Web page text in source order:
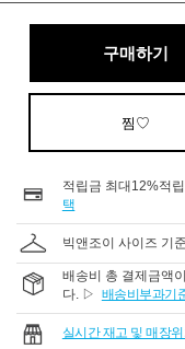
구매하기
찜♡
적립금 최대12%적
택
빅앤조이 사이즈 기
배송비 총 결제금액
다. ▷ 배송비부과기
실시간 재고 및 매장